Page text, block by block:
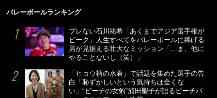
バレーボールランキング
ブレない石川祐希「あくまでアジア選手権が
ピーク」人生すべてをバレーボールに捧げる
男が見据える壮大なミッション「…ま、他に
やることないし（笑）」
「ヒョウ柄の水着」で話題を集めた選手の告
白「恥ずかしいという気持ちは全くな
い」“ビーチの女豹”浦田聖子が語るビーチバ